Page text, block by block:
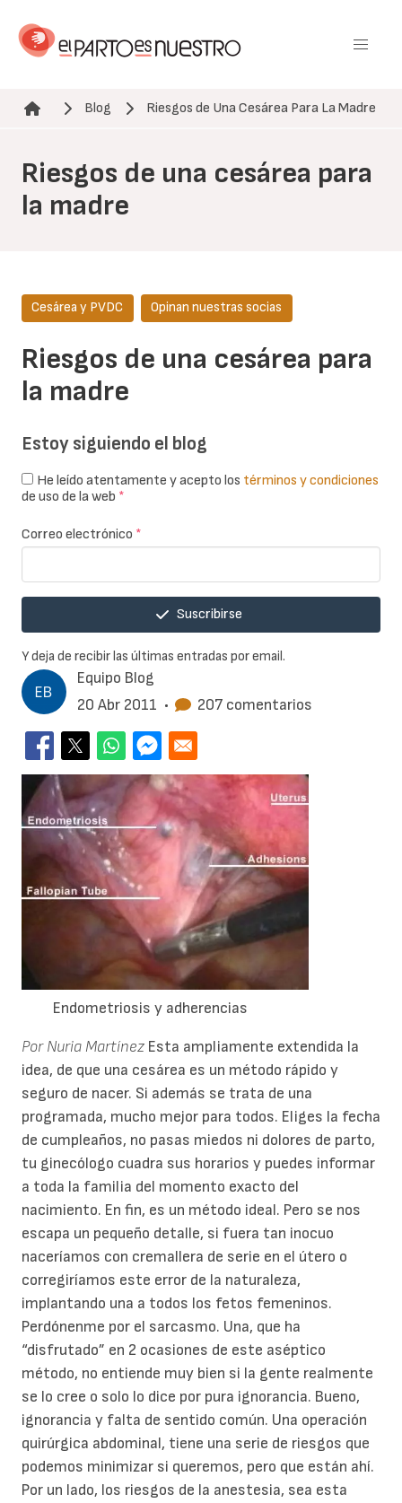
contenido
Ruta de navegación
Blog Riesgos de Una Cesárea Para La Madre
Riesgos de una cesárea para
la madre
Equipo Blog
20 Abr 2011 • 207 comentarios
Riesgos de una cesárea para
la madre
Cesárea y PVDC Opinan nuestras socias
Endometriosis y adherencias
Por Nuria Martínez Esta ampliamente extendida la
idea, de que una cesárea es un método rápido y
seguro de nacer. Si además se trata de una
programada, mucho mejor para todos. Eliges la fecha
de cumpleaños, no pasas miedos ni dolores de parto,
tu ginecólogo cuadra sus horarios y puedes informar
a toda la familia del momento exacto del
nacimiento. En fin, es un método ideal. Pero se nos
escapa un pequeño detalle, si fuera tan inocuo
naceríamos con cremallera de serie en el útero o
corregiríamos este error de la naturaleza,
implantando una a todos los fetos femeninos.
Perdónenme por el sarcasmo. Una, que ha
“disfrutado” en 2 ocasiones de este aséptico
método, no entiende muy bien si la gente realmente
se lo cree o solo lo dice por pura ignorancia. Bueno,
ignorancia y falta de sentido común. Una operación
quirúrgica abdominal, tiene una serie de riesgos que
podemos minimizar si queremos, pero que están ahí.
Por un lado, los riesgos de la anestesia, sea esta
Estoy siguiendo el blog
He leído atentamente y acepto los términos y condiciones
de uso de la web *
Correo electrónico *
Suscribirse
Y deja de recibir las últimas entradas por email.